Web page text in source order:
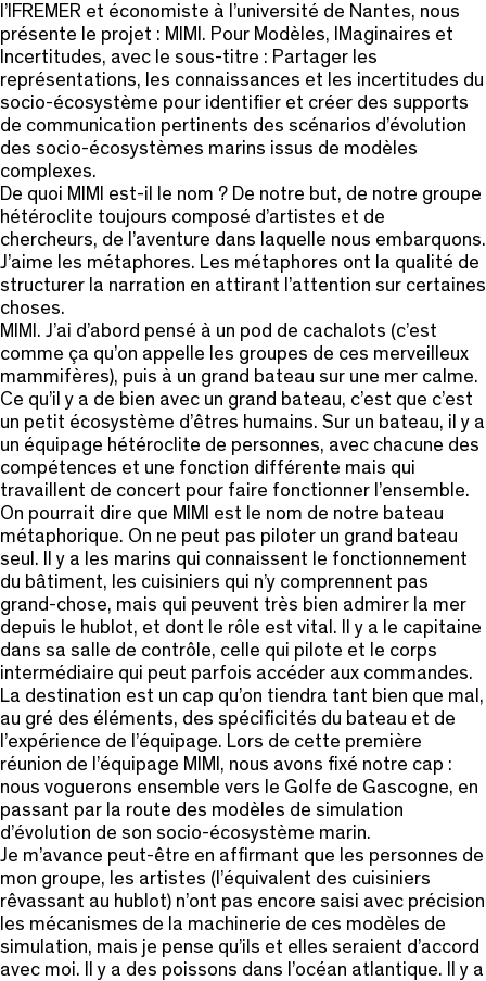
l’IFREMER et économiste à l’université de Nantes, nous
présente le projet : MIMI. Pour Modèles, IMaginaires et
Incertitudes, avec le sous-titre : Partager les
représentations, les connaissances et les incertitudes du
socio-écosystème pour identifier et créer des supports
de communication pertinents des scénarios d’évolution
des socio-écosystèmes marins issus de modèles
complexes.
De quoi MIMI est-il le nom ? De notre but, de notre groupe
hétéroclite toujours composé d’artistes et de
chercheurs, de l’aventure dans laquelle nous embarquons.
J’aime les métaphores. Les métaphores ont la qualité de
structurer la narration en attirant l’attention sur certaines
choses.
MIMI. J’ai d’abord pensé à un pod de cachalots (c’est
comme ça qu’on appelle les groupes de ces merveilleux
mammifères), puis à un grand bateau sur une mer calme.
Ce qu’il y a de bien avec un grand bateau, c’est que c’est
un petit écosystème d’êtres humains. Sur un bateau, il y a
un équipage hétéroclite de personnes, avec chacune des
compétences et une fonction différente mais qui
travaillent de concert pour faire fonctionner l’ensemble.
On pourrait dire que MIMI est le nom de notre bateau
métaphorique. On ne peut pas piloter un grand bateau
seul. Il y a les marins qui connaissent le fonctionnement
du bâtiment, les cuisiniers qui n’y comprennent pas
grand-chose, mais qui peuvent très bien admirer la mer
depuis le hublot, et dont le rôle est vital. Il y a le capitaine
dans sa salle de contrôle, celle qui pilote et le corps
intermédiaire qui peut parfois accéder aux commandes.
La destination est un cap qu’on tiendra tant bien que mal,
au gré des éléments, des spécificités du bateau et de
l’expérience de l’équipage. Lors de cette première
réunion de l’équipage MIMI, nous avons fixé notre cap :
nous voguerons ensemble vers le Golfe de Gascogne, en
passant par la route des modèles de simulation
d’évolution de son socio-écosystème marin.
Je m’avance peut-être en affirmant que les personnes de
mon groupe, les artistes (l’équivalent des cuisiniers
rêvassant au hublot) n’ont pas encore saisi avec précision
les mécanismes de la machinerie de ces modèles de
simulation, mais je pense qu’ils et elles seraient d’accord
avec moi. Il y a des poissons dans l’océan atlantique. Il y a